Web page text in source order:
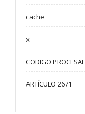
cache
x
CODIGO
ARTÍCULO 2671